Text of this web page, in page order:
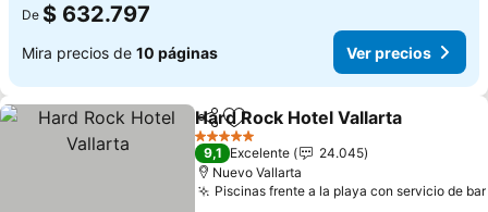
De $ 632.797
Mira precios de 10 páginas Ver precios
CompartirAgregar a favoritos
Hard Rock Hotel Vallarta
5 Estrellas
9,1 Excelente
24.045
Nuevo Vallarta
Piscinas frente a la playa con servicio de bar